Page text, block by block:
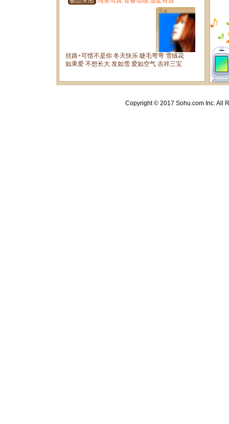
Copyright © 2017 Sohu.com Inc. All